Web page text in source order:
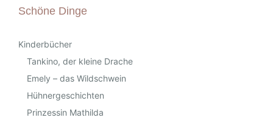
Schöne Dinge
Kinderbücher
Tankino, der kleine Drache
Emely – das Wildschwein
Hühnergeschichten
Prinzessin Mathilda